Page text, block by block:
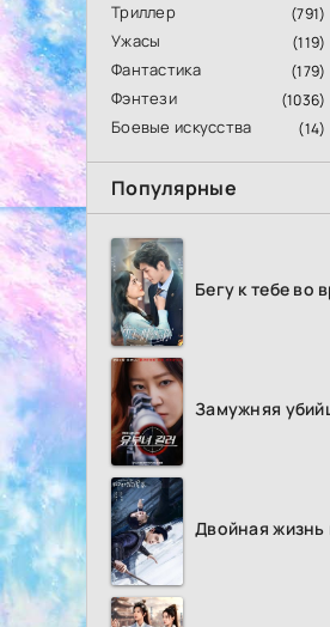
Триллер (791)
Ужасы (119)
Фантастика (179)
Фэнтези (1036)
Боевые искусства (14)
Популярные
Замужняя
Двойная